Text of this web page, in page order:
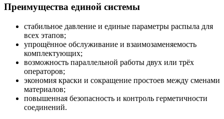
Преимущества единой системы
стабильное давление и единые параметры распыла для
всех этапов;
упрощённое обслуживание и взаимозаменяемость
комплектующих;
возможность параллельной работы двух или трёх
операторов;
экономия краски и сокращение простоев между сменами
материалов;
повышенная безопасность и контроль герметичности
соединений.